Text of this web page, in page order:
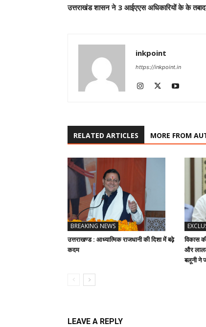
उत्तराखंड शासन ने 3 आईएएस अधिकारियों के के
inkpoint
https://inkpoint.in
RELATED ARTICLES MORE FROM
BREAKING NEWS
उत्तराखण्ड : आध्यात्मिक राजधानी की दिशा में बढ़े
कदम
विकास
और
बलूनी ने
LEAVE A REPLY